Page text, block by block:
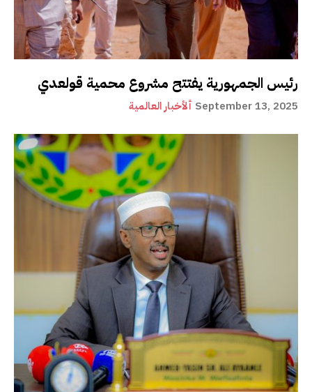
رئيس الجمهورية يفتتح مشروع محمية قولعدي
ألأخبار العالمية September 13, 2025